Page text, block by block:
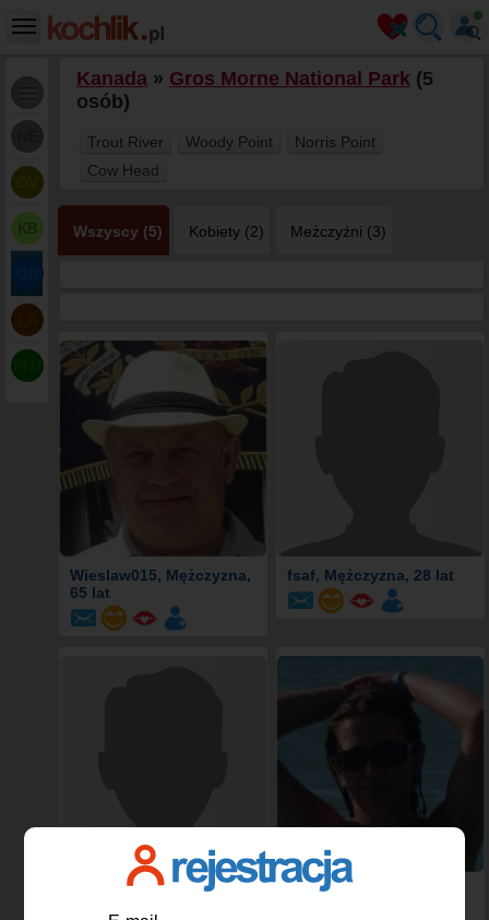
KB
Kanada » Gros Morne National Park (5
osób)
Trout River Woody Point
Norris Point
Cow Head
Wszyscy (5) Kobiety (2) Meżczyźni (3)
Wieslaw015, Mężczyzna,
65 lat
fsaf, Mężczyzna, 28 lat
Adamadammmmmm yvonka47